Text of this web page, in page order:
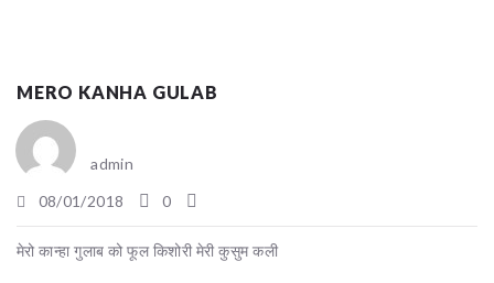
MERO KANHA GULAB
admin
08/01/2018
0
मेरो कान्हा गुलाब को फूल किशोरी मेरी कुसुम कली